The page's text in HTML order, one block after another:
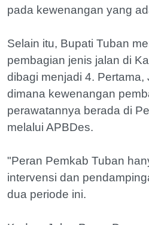
pada kewenangan yang
Selain itu, Bupati Tuban
pembagian jenis jalan di
dibagi menjadi 4.
dimana kewenangan
perawatannya berada di
melalui APBDes.
"Peran Pemkab Tuban
intervensi dan
dua periode ini.